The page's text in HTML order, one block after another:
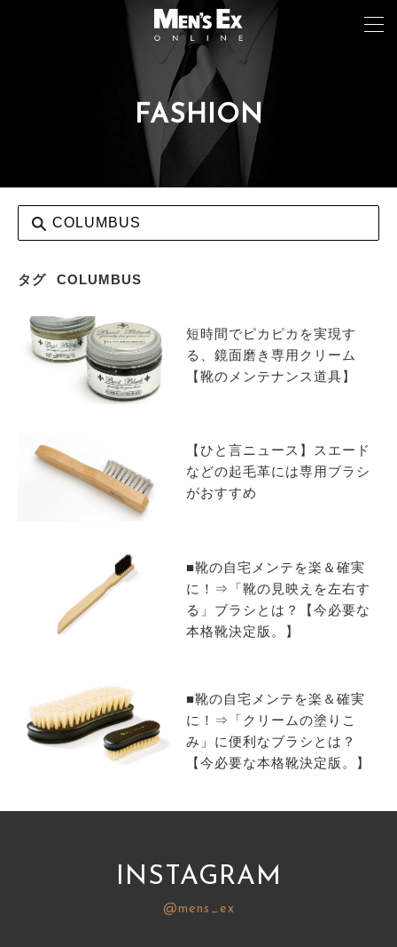
FASHION
タグ COLUMBUS
短時間でピカピカを実現す
る、鏡面磨き専用クリーム
【靴のメンテナンス道具】
【ひと言ニュース】スエード
などの起毛革には専用ブラシ
がおすすめ
■靴の自宅メンテを楽＆確実
に！⇒「靴の見映えを左右す
る」ブラシとは？【今必要な
本格靴決定版。】
■靴の自宅メンテを楽＆確実
に！⇒「クリームの塗りこ
み」に便利なブラシとは？
【今必要な本格靴決定版。】
INSTAGRAM
@mens_ex
CAR&BIKE
LIFESTYLE
COLUMN
MAGAZINE
ABOUT SITE
サイトマップ